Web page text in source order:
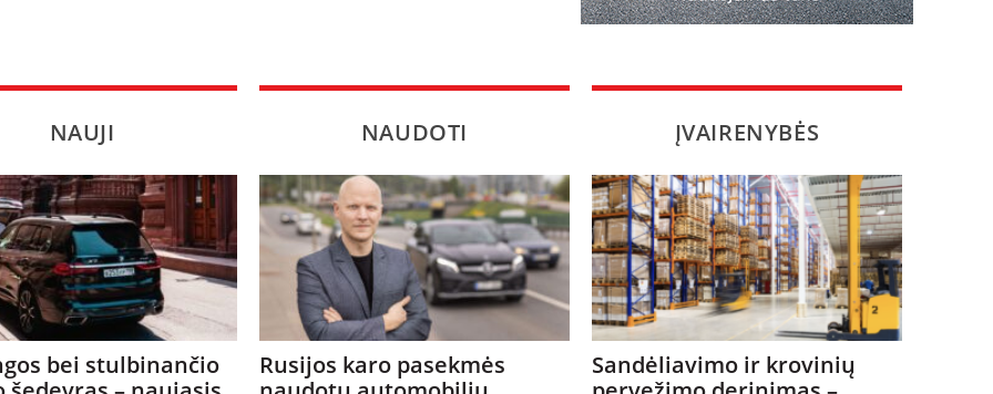
NAUJI
bei stulbinančio
NAUDOTI
Rusijos karo pasekmės
ĮVAIRENYBĖS
Sandėliavimo ir krovinių